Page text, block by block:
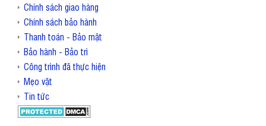
Chính sách giao hàng
Chính sách bảo hành
Thanh toán - Bảo mật
Bảo hành - Bảo trì
Công trình đã thực hiện
Mẹo vặt
Tin tức